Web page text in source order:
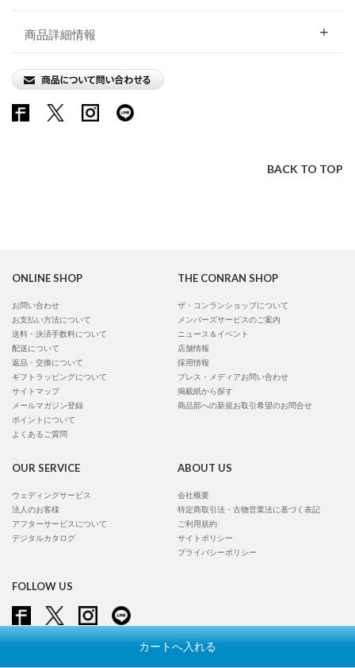
商品詳細情報
カートへ入れる
BACK TO TOP
ONLINE SHOP
お問い合わせ
お支払い方法について
送料・決済手数料について
配送について
返品・交換について
ギフトラッピングについて
サイトマップ
メールマガジン登録
ポイントについて
よくあるご質問
THE CONRAN SHOP
ザ・コンランショップについて
メンバーズサービスのご案内
ニュース＆イベント
店舗情報
採用情報
プレス・メディアお問い合わせ
掲載紙から探す
商品部への新規お取引希望のお問合せ
OUR SERVICE
ウェディングサービス
法人のお客様
アフターサービスについて
デジタルカタログ
ABOUT US
会社概要
特定商取引法・古物営業法に基づく表記
ご利用規約
サイトポリシー
プライバシーポリシー
FOLLOW US
Copyright © Conran Shop Japan Ltd. All rights reserved.